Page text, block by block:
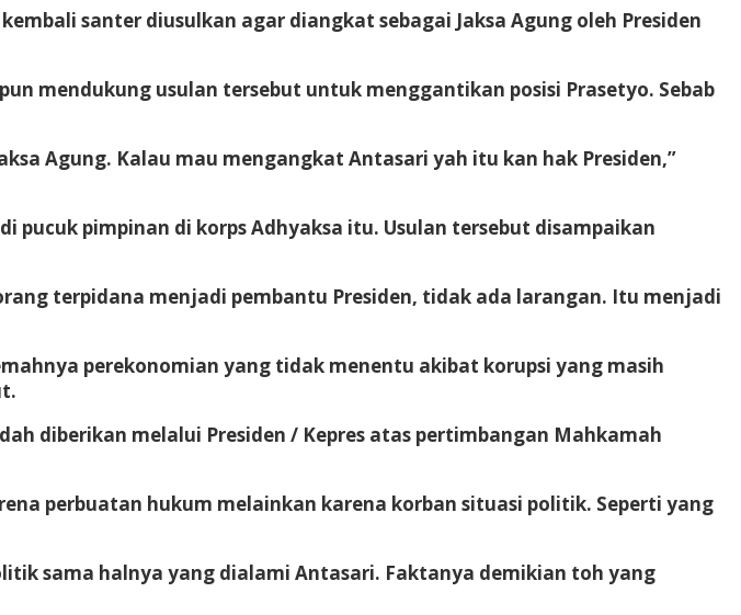
santer diusulkan agar diangkat sebagai Jaksa Agung oleh Presiden
mendukung usulan tersebut untuk menggantikan posisi Prasetyo. Sebab
Agung. Kalau mau mengangkat Antasari yah itu kan hak Presiden,”
pimpinan di korps Adhyaksa itu. Usulan tersebut disampaikan
terpidana menjadi pembantu Presiden, tidak ada larangan. Itu menjadi
perekonomian yang tidak menentu akibat korupsi yang masih
diberikan melalui Presiden / Kepres atas pertimbangan Mahkamah
perbuatan hukum melainkan karena korban situasi politik. Seperti yang
sama halnya yang dialami Antasari. Faktanya demikian toh yang